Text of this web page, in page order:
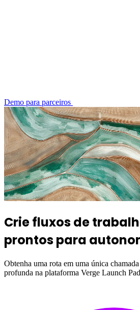
Demo para parceiros
Crie fluxos de
prontos para
Obtenha uma rota em uma única
profunda na plataforma Verge Launch